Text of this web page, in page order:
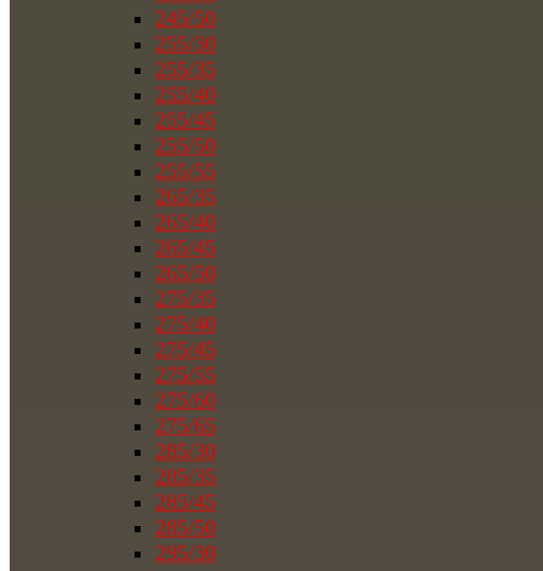
245/50
255/30
255/35
255/40
255/45
255/50
255/55
265/35
265/40
265/45
265/50
275/35
275/40
275/45
275/55
275/60
275/65
285/30
285/35
285/45
285/50
295/30